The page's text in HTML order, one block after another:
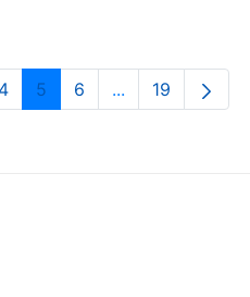
intermèdies Utilitzeu TAB
Pàgina
4 Pàgina
5 Pàgina
6 ...PàginesPàgina
19